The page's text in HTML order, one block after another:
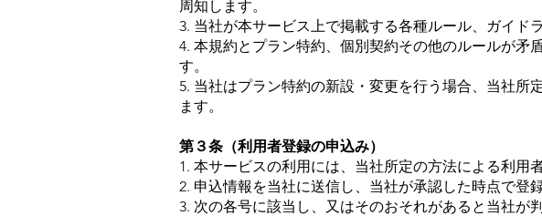
周知します。
3. 当社が本サービス上で掲載する各種ルール、ガイド
4. 本規約とプラン特約、個別契約その他のルールが矛
す。
5. 当社はプラン特約の新設・変更を行う場合、当社所
ます。
第３条（利用者登録の申込み）
1. 本サービスの利用には、当社所定の方法による利用
2. 申込情報を当社に送信し、当社が承認した時点で登
3. 次の各号に該当し、又はそのおそれがあると当社が